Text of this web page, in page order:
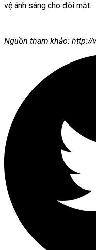
vệ ánh sáng cho đôi mắt.
Nguồn tham khảo: http://